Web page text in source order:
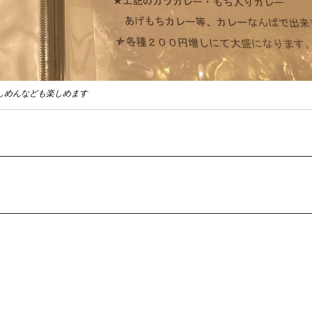
めんなども楽しめます